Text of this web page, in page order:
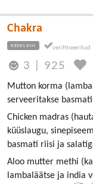
Chakra
KESKLINN
3 925
Mutton korma
serveeritakse
Chicken madras
küüslaugu,
basmati riisi ja
Aloo mutter methi
lambaläätse ja india